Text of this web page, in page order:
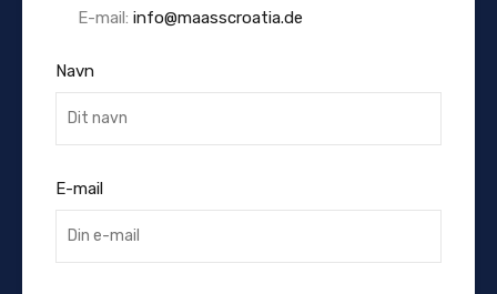
E-mail: info@maasscroatia.de
Navn
E-mail